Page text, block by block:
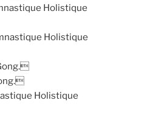
Holistique
Holistique
Holistique